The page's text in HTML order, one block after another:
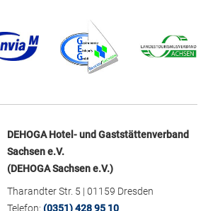
DEHOGA Hotel- und Gaststättenverband
Sachsen e.V.
(DEHOGA Sachsen e.V.)
Tharandter Str. 5 | 01159 Dresden
Telefon:(0351) 428 95 10